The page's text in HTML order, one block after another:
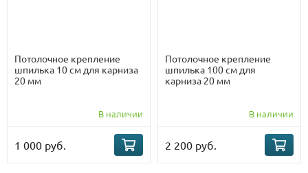
Потолочное крепление
шпилька 10 см для карниза
20 мм
В наличии
1 000 руб.
Потолочное крепление
шпилька 100 см для
карниза 20 мм
В наличии
2 200 руб.